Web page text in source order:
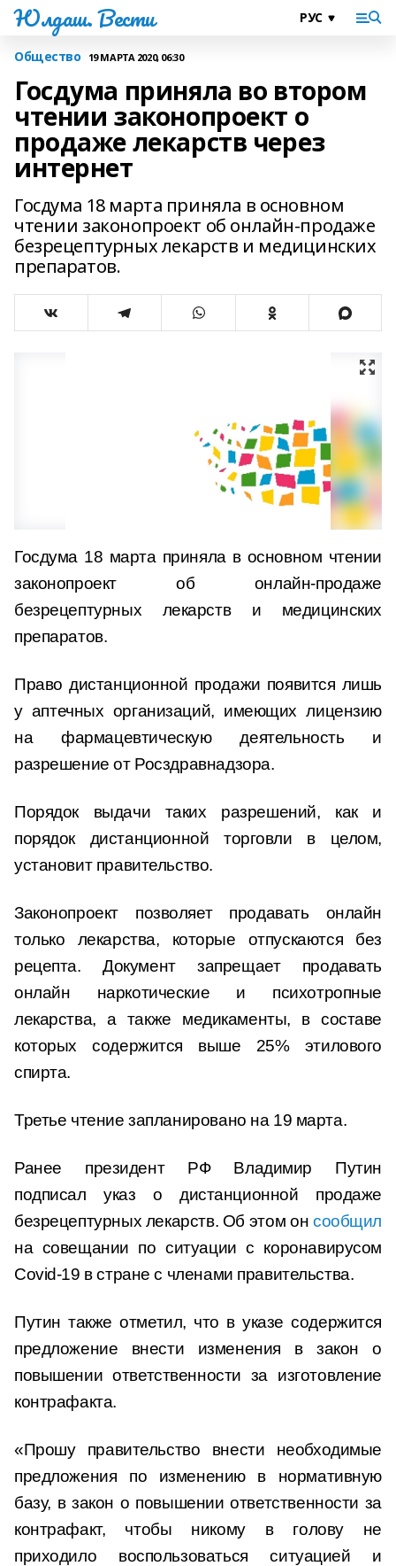
Юлдаш. Вести
Общество 19 МАРТА 2020, 06:30
Госдума приняла во втором
чтении законопроект о
продаже лекарств через
интернет
Госдума 18 марта приняла в основном
чтении законопроект об онлайн-продаже
безрецептурных лекарств и медицинских
препаратов.
Госдума 18 марта приняла в основном чтении
законопроект об онлайн-продаже
безрецептурных лекарств и медицинских
препаратов.
Право дистанционной продажи появится лишь
у аптечных организаций, имеющих лицензию
на фармацевтическую деятельность и
разрешение от Росздравнадзора.
Порядок выдачи таких разрешений, как и
порядок дистанционной торговли в целом,
установит правительство.
Законопроект позволяет продавать онлайн
только лекарства, которые отпускаются без
рецепта. Документ запрещает продавать
онлайн наркотические и психотропные
лекарства, а также медикаменты, в составе
которых содержится выше 25% этилового
спирта.
Третье чтение запланировано на 19 марта.
Ранее президент РФ Владимир Путин
подписал указ о дистанционной продаже
безрецептурных лекарств. Об этом он сообщил
на совещании по ситуации с коронавирусом
Covid-19 в стране с членами правительства.
Путин также отметил, что в указе содержится
предложение внести изменения в закон о
повышении ответственности за изготовление
контрафакта.
«Прошу правительство внести необходимые
предложения по изменению в нормативную
базу, в закон о повышении ответственности за
контрафакт, чтобы никому в голову не
приходило воспользоваться ситуацией и